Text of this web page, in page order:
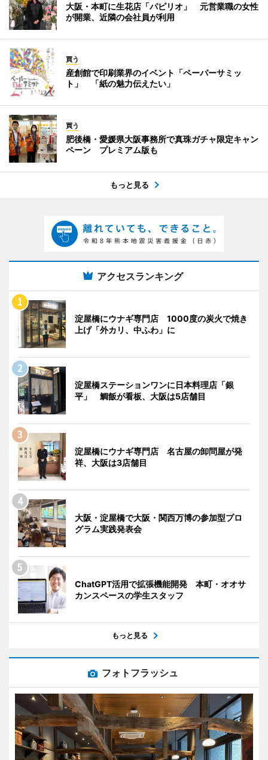
大阪・本町に生花店「パピリオ」 元営業職の女性
が開業、近隣の会社員が利用
買う
産創館で印刷業界のイベント「ペーパーサミッ
ト」 「紙の魅力伝えたい」
買う
肥後橋・愛媛県大阪事務所で真珠ガチャ限定キャン
ペーン プレミアム版も
もっと見る
アクセスランキング
淀屋橋にウナギ専門店 1000度の炭火で焼き
上げ「外カリ、中ふわ」に
淀屋橋ステーションワンに日本料理店「銀
平」 鯛飯が看板、大阪は5店舗目
淀屋橋にウナギ専門店 名古屋の卸問屋が発
祥、大阪は3店舗目
大阪・淀屋橋で大阪・関西万博の参加型プロ
グラム実践発表会
ChatGPT活用で拡張機能開発 本町・オオサ
カンスペースの学生スタッフ
もっと見る
フォトフラッシュ